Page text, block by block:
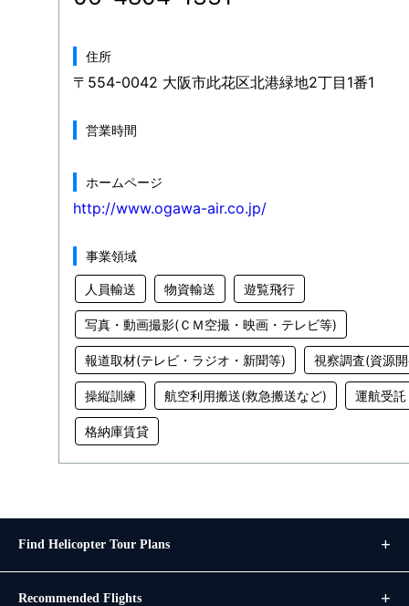
住所
〒554-0042 大阪市此花区北港緑地2丁目1番1
営業時間
ホームページ
http://www.ogawa-air.co.jp/
事業領域
人員輸送 物資輸送 遊覧飛行
写真・動画撮影(ＣＭ空撮・映画・テレビ等)
報道取材(テレビ・ラジオ・新聞等) 視察調査(資源
操縦訓練 航空利用搬送(救急搬送など) 運航受託
格納庫賃貸
Find Helicopter Tour Plans
Recommended Flights